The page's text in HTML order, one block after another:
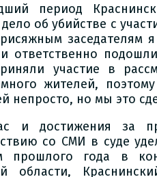
период
об убийстве с
заседателям
ответственно
участие в
жителей,
непросто, но мы это
и достижения за
со СМИ в суде
прошлого года в
области,